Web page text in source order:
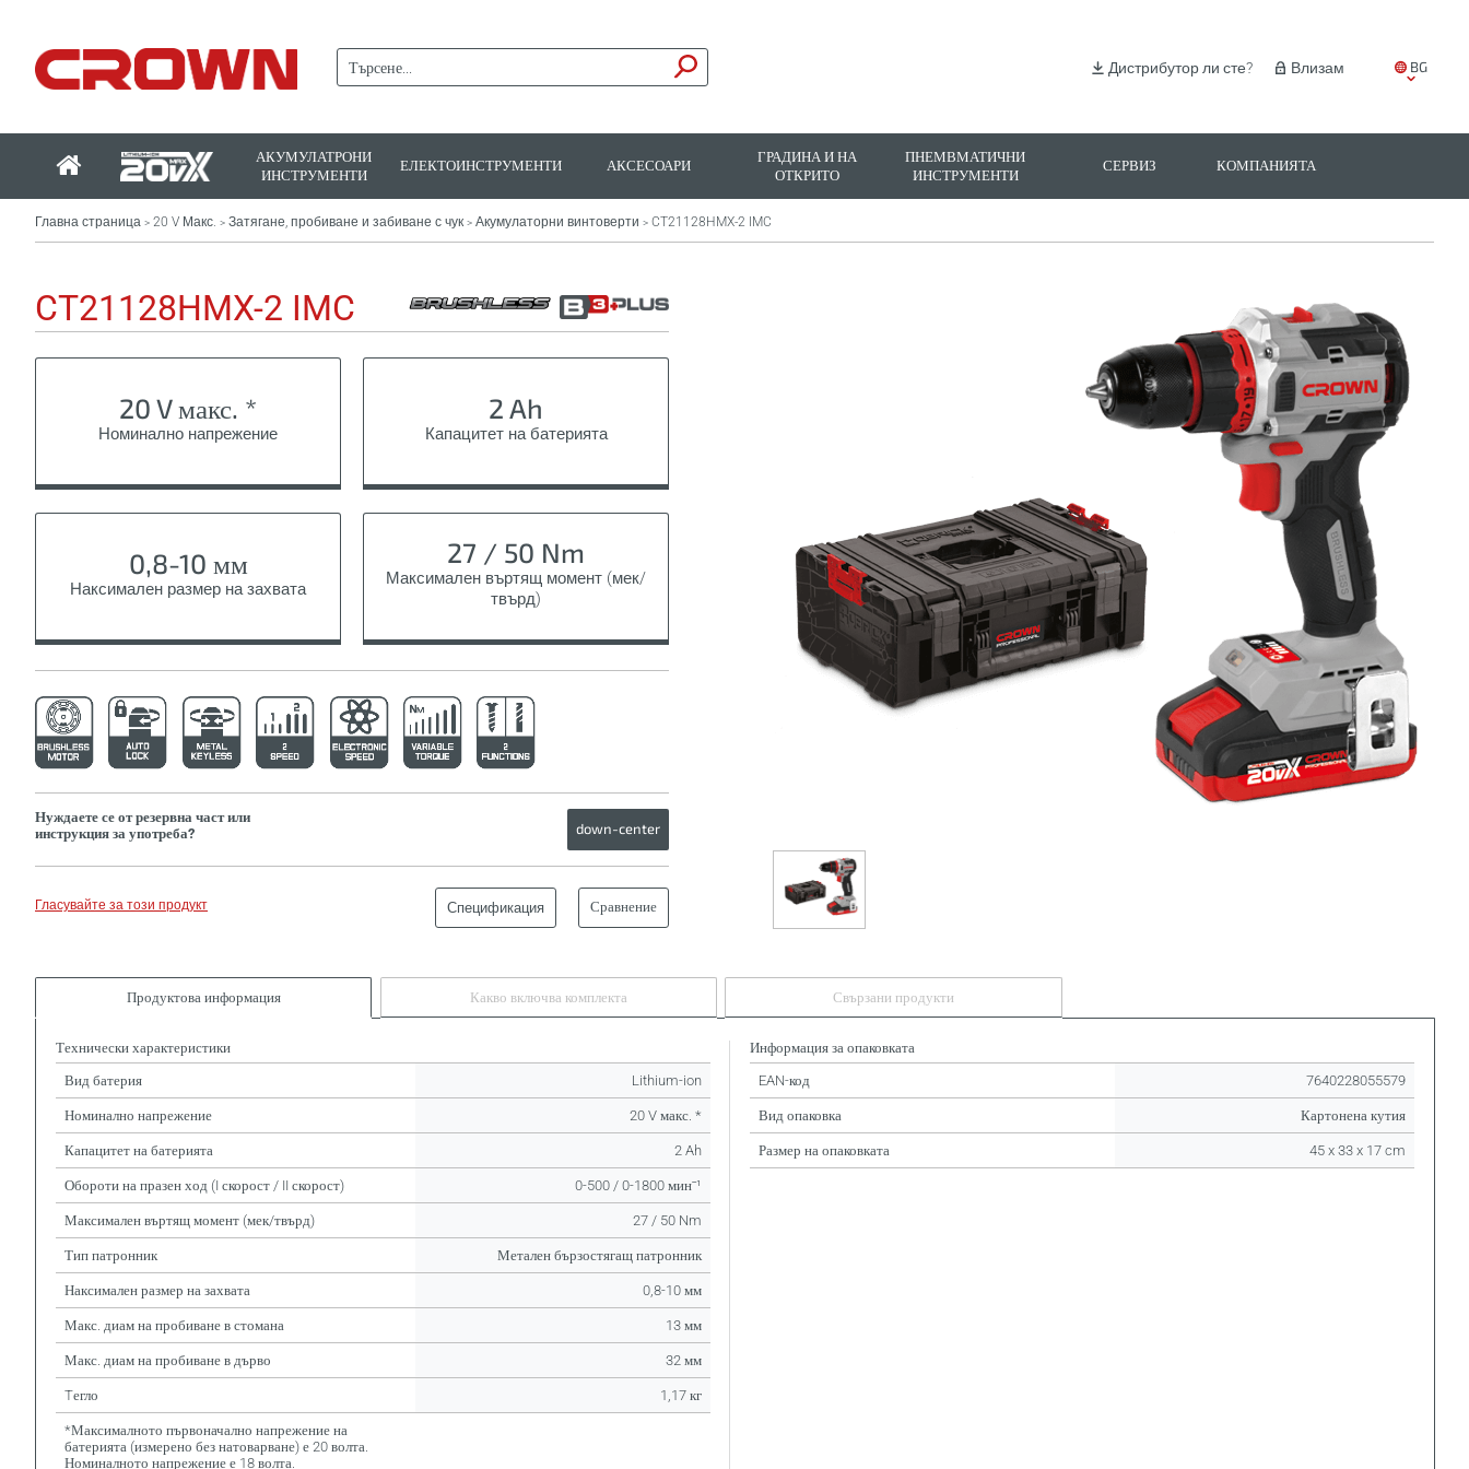
BG
Влизам
Дистрибутор ли сте?
АКУМУЛАТРОНИ
ИНСТРУМЕНТИ
ЕЛЕКТОИНСТРУМЕНТИ АКСЕСОАРИ
ГРАДИНА И НА
ОТКРИТО
ПНЕМВМАТИЧНИ
ИНСТРУМЕНТИ
СЕРВИЗ КОМПАНИЯТА
Главна страница > 20 V Макс. > Затягане, пробиване и забиване с чук > Акумулаторни винтоверти > CT21128HMX-2 IMC
CT21128HMX-2 IMC
20 V макс. *
Номинално напрежение
2 Ah
Капацитет на батерията
0,8-10 мм
Наксимален размер на захвата
27 / 50 Nm
Максимален въртящ момент (мек/
твърд)
Нуждаете се от резервна част или
инструкция за употреба?
down-center
Гласувайте за този продукт Сравнение
Спецификация
Продуктова информация Какво включва комплекта Свързани продукти
Технически характеристики
Вид батерия
Lithium-ion
Номинално напрежение 20 V макс. *
Капацитет на батерията 2 Ah
Обороти на празен ход (I скорост / II скорост) 0-500 / 0-1800 минˉ¹
Максимален въртящ момент (мек/твърд) 27 / 50 Nm
Тип патронник Метален бързостягащ патронник
Наксимален размер на захвата 0,8-10 мм
Макс. диам на пробиване в стомана 13 мм
Макс. диам на пробиване в дърво 32 мм
Tегло 1,17 кг
*Максималното първоначално напрежение на
батерията (измерено без натоварване) е 20 волта.
Номиналното напрежение е 18 волта.
Информация за опаковката
EAN-код
7640228055579
Вид опаковка Картонена кутия
Размер на опаковката 45 x 33 x 17 cm